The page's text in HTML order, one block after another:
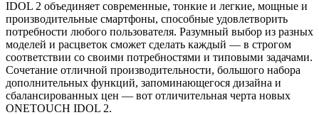
IDOL 2 объединяет современные, тонкие и легкие, мощные и
производительные смартфоны, способные удовлетворить
потребности любого пользователя. Разумный выбор из разных
моделей и расцветок сможет сделать каждый — в строгом
соответствии со своими потребностями и типовыми задачами.
Сочетание отличной производительности, большого набора
дополнительных функций, запоминающегося дизайна и
сбалансированных цен — вот отличительная черта новых
ONETOUCH IDOL 2.